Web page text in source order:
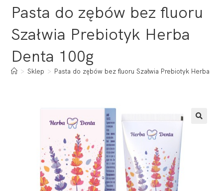
Pasta do zębów bez fluoru
Szałwia Prebiotyk Herba
Denta 100g
> Sklep > Pasta do zębów bez fluoru Szałwia Prebiotyk Herba